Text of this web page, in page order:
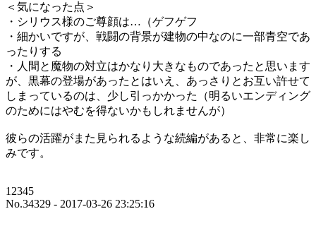
＜気になった点＞
・シリウス様のご尊顔は…（ゲフゲフ
・細かいですが、戦闘の背景が建物の中なのに一部青空であ
ったりする
・人間と魔物の対立はかなり大きなものであったと思います
が、黒幕の登場があったとはいえ、あっさりとお互い許せて
しまっているのは、少し引っかかった（明るいエンディング
のためにはやむを得ないかもしれませんが）
彼らの活躍がまた見られるような続編があると、非常に楽し
みです。
12345
No.34329 - 2017-03-26 23:25:16